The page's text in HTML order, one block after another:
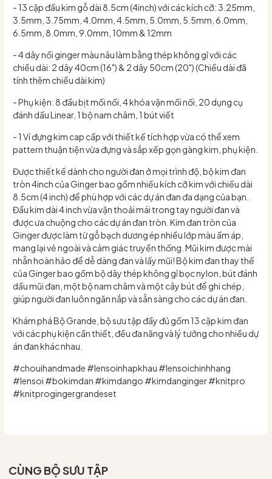
- 13 cặp đầu kim gỗ dài 8.5cm (4inch) với các kích cỡ: 3.25mm,
3.5mm, 3.75mm, 4.0mm, 4.5mm, 5.0mm, 5.5mm, 6.0mm,
6.5mm, 8.0mm, 9.0mm, 10mm & 12mm
- 4 dây nối ginger màu nâu làm bằng thép không gỉ với các
chiều dài: 2 dây 40cm (16") & 2 dây 50cm (20") (Chiều dài đã
tính thêm chiều dài kim)
- Phụ kiện: 8 đầu bịt mối nối, 4 khóa vặn mối nối, 20 dụng cụ
đánh dấu Linear, 1 bộ nam châm, 1 bút viết
- 1 Ví đựng kim cap cấp với thiết kế tích hợp vừa có thể xem
pattern thuận tiện vừa đựng và sắp xếp gọn gàng kim, phụ kiện.
Được thiết kế dành cho người đan ở mọi trình độ, bộ kim đan
tròn 4inch của Ginger bao gồm nhiều kích cỡ kim với chiều dài
8.5cm (4 inch) để phù hợp với các dự án đan đa dạng của bạn.
Đầu kim dài 4 inch vừa vặn thoải mái trong tay người đan và
được ưa chuộng cho các dự án đan tròn. Kim đan tròn của
Ginger được làm từ gỗ bạch dương ép nhiều lớp màu ấm áp,
mang lại vẻ ngoài và cảm giác truyền thống. Mũi kim được mài
nhẵn hoàn hảo để dễ dàng đan và lấy mũi! Bộ kim đan thay thế
của Ginger bao gồm bộ dây thép không gỉ bọc nylon, bút đánh
dấu mũi đan, một bộ nam châm và một cây bút để ghi chép,
giúp người đan luôn ngăn nắp và sẵn sàng cho các dự án đan.
Khám phá Bộ Grande, bộ sưu tập đầy đủ gồm 13 cặp kim đan
với các phụ kiện cần thiết, đều đa năng và lý tưởng cho nhiều dự
án đan khác nhau.
#chouihandmade #lensoinhapkhau #lensoichinhhang
#lensoi #bokimdan #kimdango #kimdanginger #knitpro
#knitprogingergrandeset
CÙNG BỘ SƯU TẬP